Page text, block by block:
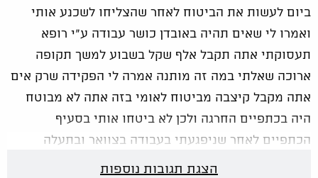
ביום לעשות את הביטוח לאחר שהצליחו לשכנע אותי
ואמרו לי שאים תהיה באובדן כושר עבודה ע"י רופא
תעסוקתי אתה תקבל אלף שקל בשבוע למשך תקופה
ארוכה שאלתי במה זה מותנה אמרה לי הפקידה שרק אים
אתה מקבל קיצבה מביטוח לאומי בזה אתה לא מבוטח
היה בכתפיים החרגה ולכן לא ביטחו אותי בסעיף
הכתפיים לאחר שניפגעתי בעבודה בצוואר ובתעלה
הצגת תגובות נוספות